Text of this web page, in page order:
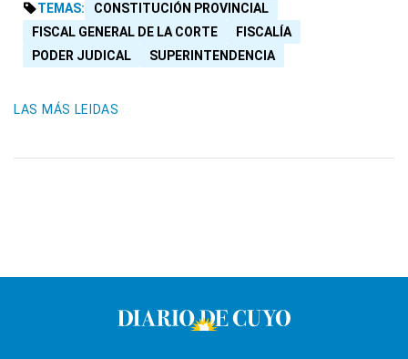
TEMAS:
CONSTITUCIÓN PROVINCIAL
FISCAL GENERAL DE LA CORTE
FISCALÍA
PODER JUDICAL
SUPERINTENDENCIA
LAS MÁS LEIDAS